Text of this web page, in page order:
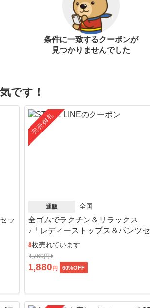
条件に一致するクーポンが
見つかりませんでした
です！
ッ
完売御礼
通販 全国
全ゴムでラクチン＆リラックス
♪「レディーストップス＆パンツセ
ット」
8枚売れています
4,760円
1,880 円 60%OFF